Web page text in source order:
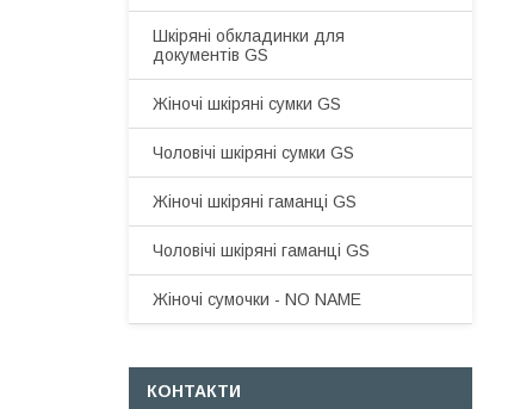
Шкіряні обкладинки для
документів GS
Жіночі шкіряні сумки GS
Чоловічі шкіряні сумки GS
Жіночі шкіряні гаманці GS
Чоловічі шкіряні гаманці GS
Жіночі сумочки - NO NAME
КОНТАКТИ